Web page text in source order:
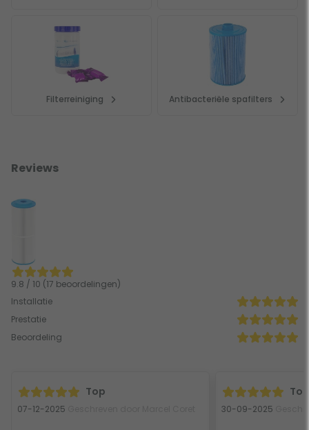
Filterreiniging Antibacteriële spafilters
Reviews
9.8 / 10 (17 beoordelingen)
Installatie
Prestatie
Beoordeling
Top
07-12-2025 30-09-2025